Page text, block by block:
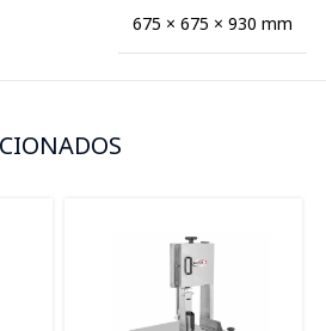
675 × 675 × 930 mm